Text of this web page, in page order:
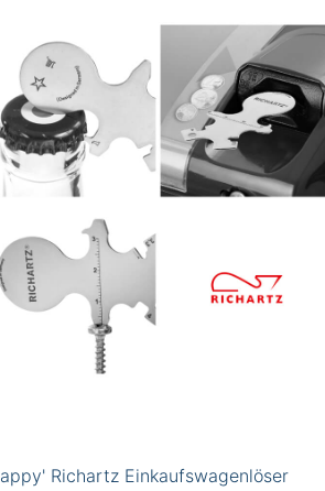
Richartz Einkaufswagenlöser